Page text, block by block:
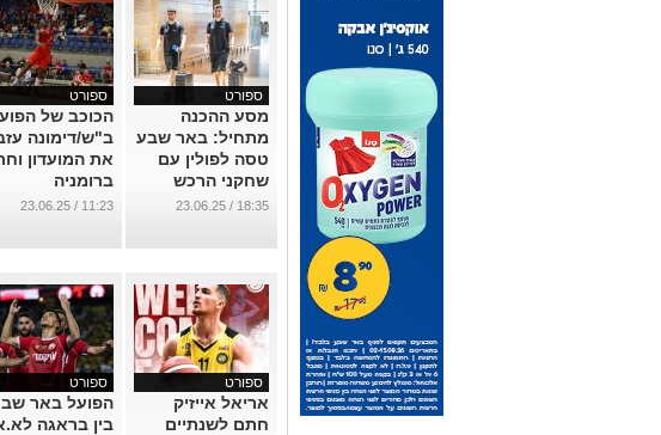
ספורט
מסע ההכנה
מתחיל: באר שבע
טסה לפולין עם
שחקני הרכש
החדשים
18:35 / 23.06.25
ספורט
הכוכב של
ב"ש/דימונה
את המועדון
ברומניה
...
11:23 / 23.06.25
ספורט
אריאל אייזיק
חתם לשנתיים
ספורט
הפועל באר
בין בראגה